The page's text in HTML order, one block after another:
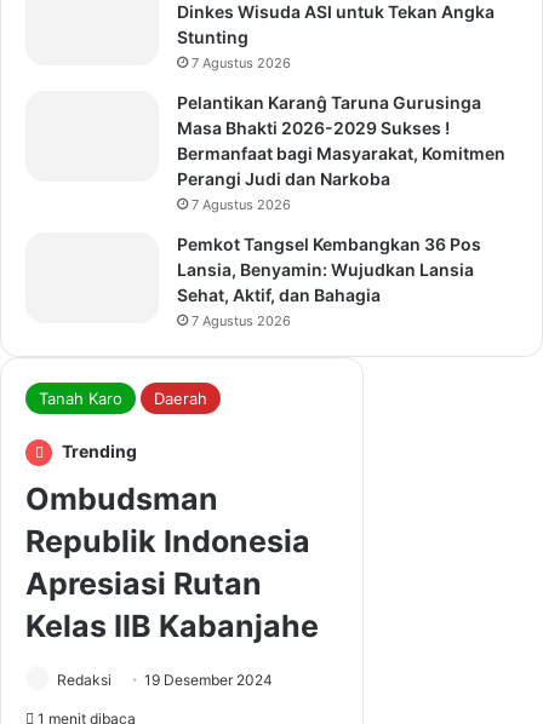
Dinkes Wisuda ASI untuk Tekan Angka
Stunting
7 Agustus 2026
Pelantikan Karanĝ Taruna Gurusinga
Masa Bhakti 2026-2029 Sukses !
Bermanfaat bagi Masyarakat, Komitmen
Perangi Judi dan Narkoba
7 Agustus 2026
Pemkot Tangsel Kembangkan 36 Pos
Lansia, Benyamin: Wujudkan Lansia
Sehat, Aktif, dan Bahagia
7 Agustus 2026